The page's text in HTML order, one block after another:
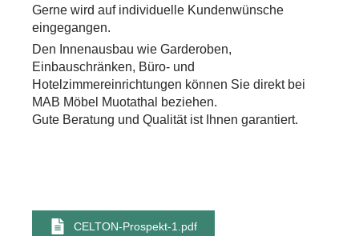
Gerne wird auf individuelle Kundenwünsche
eingegangen.
Den Innenausbau wie Garderoben,
Einbauschränken, Büro- und
Hotelzimmereinrichtungen können Sie direkt bei
MAB Möbel Muotathal beziehen.
Gute Beratung und Qualität ist Ihnen garantiert.
CELTON-Prospekt-1.pdf